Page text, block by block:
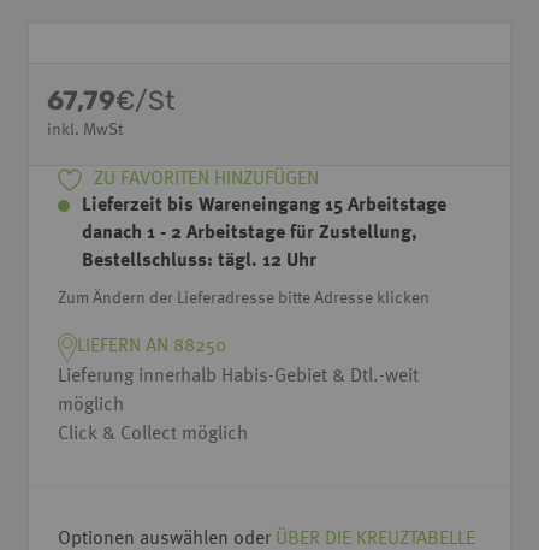
67,79€/St
inkl. MwSt
ZU FAVORITEN HINZUFÜGEN
Lieferzeit bis Wareneingang 15 Arbeitstage
danach 1 - 2 Arbeitstage für Zustellung,
Bestellschluss: tägl. 12 Uhr
Zum Ändern der Lieferadresse bitte Adresse klicken
LIEFERN AN 88250
Lieferung innerhalb Habis-Gebiet & Dtl.-weit
möglich
Click & Collect möglich
Optionen auswählen oder ÜBER DIE KREUZTABELLE